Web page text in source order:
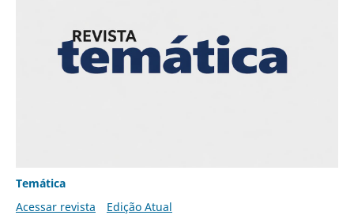
Temática
Acessar revista
Edição Atual